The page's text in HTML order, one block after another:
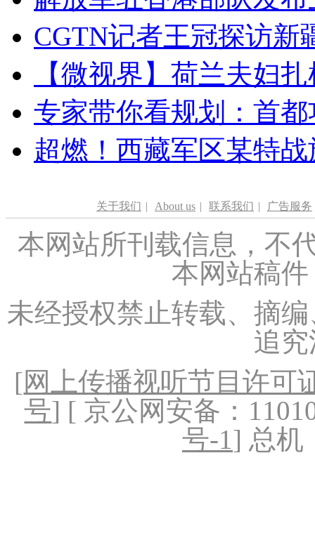
CGTN记者王冠探访新
【微视界】荷兰夫妇
专家带你看规划：首
超燃！西藏军区某特
关于我们 | About us | 联系我们 | 广告服务
本网站所刊载信息，不
本网站稿
未经授权禁止转载、摘
追
[网上传播视听节目许可
号] [ 京公网安备：
号-1] 总机